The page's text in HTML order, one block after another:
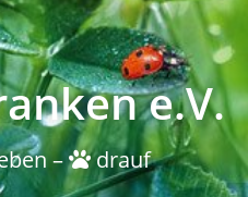
e.V.
– drauf